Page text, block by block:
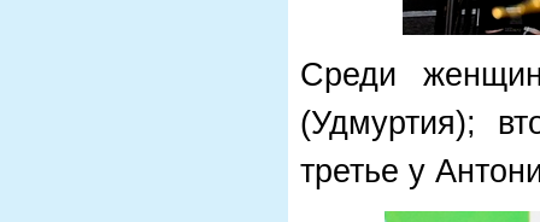
Среди
(Удмуртия);
третье у